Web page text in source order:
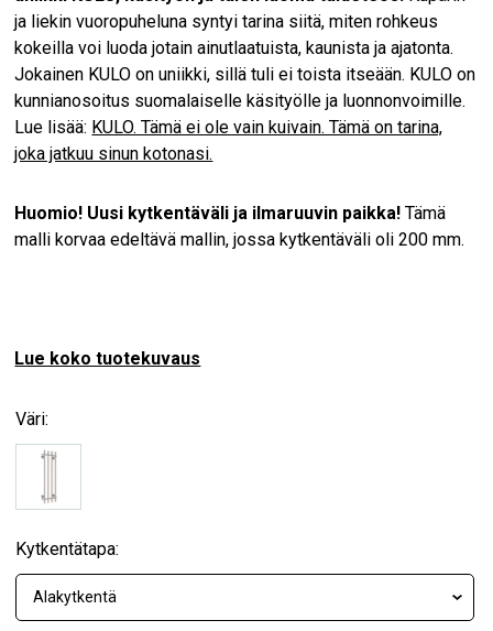
ja liekin vuoropuheluna syntyi tarina siitä, miten rohkeus
kokeilla voi luoda jotain ainutlaatuista, kaunista ja ajatonta.
Jokainen KULO on uniikki, sillä tuli ei toista itseään. KULO on
kunnianosoitus suomalaiselle käsityölle ja luonnonvoimille.
Lue lisää: KULO. Tämä ei ole vain kuivain. Tämä on tarina,
joka jatkuu sinun kotonasi.
Huomio! Uusi kytkentäväli ja ilmaruuvin paikka!Tämä
malli korvaa edeltävä mallin, jossa kytkentäväli oli 200 mm.
Lue koko tuotekuvaus
Kytkentätapa:
Väri: